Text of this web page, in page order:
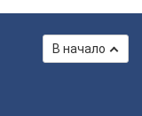
В начало